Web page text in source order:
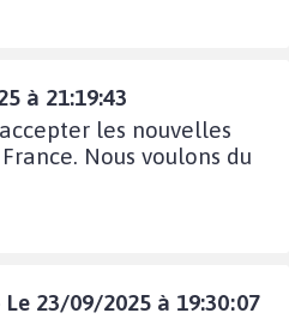
à 21:19:43
les nouvelles
Nous voulons du
23/09/2025 à 19:30:07